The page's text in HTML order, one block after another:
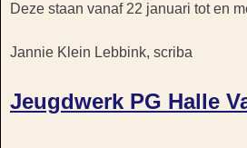
Deze staan vanaf 22 januari tot en
Jannie Klein Lebbink, scriba
Jeugdwerk PG Halle